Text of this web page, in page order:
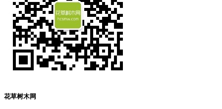
花草树木网